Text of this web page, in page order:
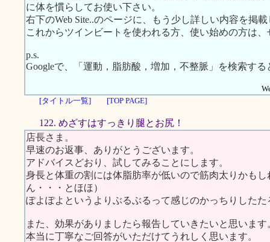
に体を慣らしてお使い下さい。
右下のWeb Site..のページに、もう少し詳しい内容を掲
これからツインビートを使われる方、使い始めの方は
p.s.
Googleで、「運動，脂肪酸，増加，不整脈」を検索する
[タイトル一覧]
[TOP PAGE]
122. めざすはすっきり腿とお尻！
店長さま。
早速のお返事、ありがとうございます。
アドバイスどおり、試してみることにします。
身長と体重の割には体脂肪率が低いので筋肉太りかも
ん・・・とほほ）
ぽよぽよというよりぶるぶるって感じのかっちりした
また、効果がありましたら報告していきたいと思います
本当に丁寧なご回答がいただけてうれしく思います。